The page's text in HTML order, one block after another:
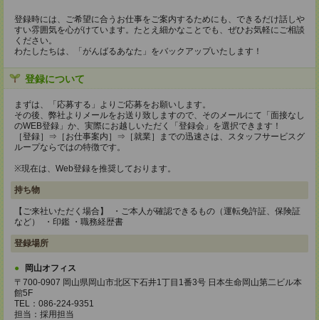
登録時には、ご希望に合うお仕事をご案内するためにも、できるだけ話しや
すい雰囲気を心がけています。たとえ細かなことでも、ぜひお気軽にご相談
ください。
わたしたちは、「がんばるあなた」をバックアップいたします！
登録について
まずは、「応募する」よりご応募をお願いします。
その後、弊社よりメールをお送り致しますので、そのメールにて「面接なし
のWEB登録」か、実際にお越しいただく「登録会」を選択できます！
［登録］⇒［お仕事案内］⇒［就業］までの迅速さは、スタッフサービスグ
ループならではの特徴です。
※現在は、Web登録を推奨しております。
持ち物
【ご来社いただく場合】 ・ご本人が確認できるもの（運転免許証、保険証
など） ・印鑑 ・職務経歴書
登録場所
岡山オフィス
〒700-0907 岡山県岡山市北区下石井1丁目1番3号 日本生命岡山第二ビル本
館5F
TEL：086-224-9351
担当：採用担当